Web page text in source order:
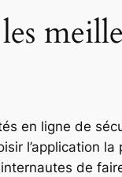
en ligne de
l’application
de